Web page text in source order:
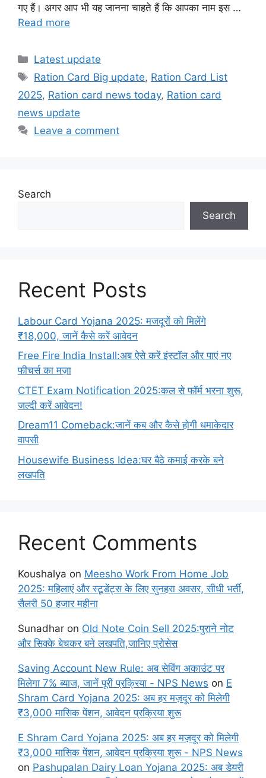
गए हैं। अगर आप भी यह जानना चाहते हैं कि आपका नाम इस …
Read more
Categories
Latest update
Tags
Ration Card Big update, Ration Card List
2025, Ration card news today, Ration card
news update
Leave a comment
Search
Search
Recent Posts
Labour Card Yojana 2025: मजदूरों को मिलेंगे
₹18,000, जानें कैसे करें आवेदन
Free Fire India Install:अब ऐसे करें इंस्टॉल और पाएं नए
फीचर्स का मज़ा
CTET Exam Notification 2025:कल से फॉर्म भरना शुरू,
जल्दी करें आवेदन!
Dream11 Comeback:जानें कब और कैसे होगी धमाकेदार
वापसी
Housewife Business Idea:घर बैठे कमाई करके बने
लखपति
Recent Comments
Koushalya on Meesho Work From Home Job
2025: महिलाएं और स्टूडेंट्स के लिए सुनहरा अवसर, सीधी भर्ती,
सैलरी 50 हजार महीना
Sunadhar on Old Note Coin Sell 2025:पुराने नोट
और सिक्के बेचकर बने लखपति,जानिए प्रोसेस
Saving Account New Rule: अब सेविंग अकाउंट पर
मिलेगा 7% ब्याज, जानें पूरी प्रक्रिया - NPS News on E
Shram Card Yojana 2025: अब हर मज़दूर को मिलेगी
₹3,000 मासिक पेंशन, आवेदन प्रक्रिया शुरू
E Shram Card Yojana 2025: अब हर मज़दूर को मिलेगी
₹3,000 मासिक पेंशन, आवेदन प्रक्रिया शुरू - NPS News
on Pashupalan Dairy Loan Yojana 2025: अब डेयरी